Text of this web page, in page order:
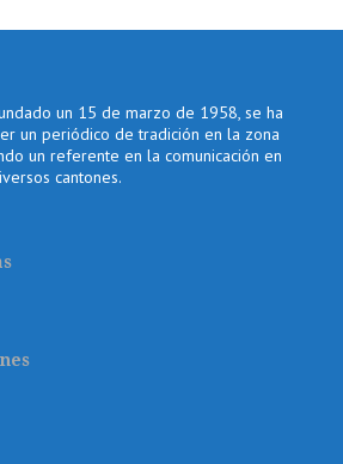
un 15 de marzo de 1958, se ha
un periódico de tradición en la zona
un referente en la comunicación en
cantones.